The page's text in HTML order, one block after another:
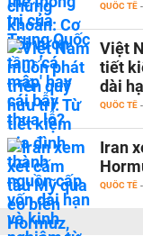
QUỐC TẾ -
Việt
tiết
dài
QUỐC TẾ -
Iran
QUỐC TẾ -